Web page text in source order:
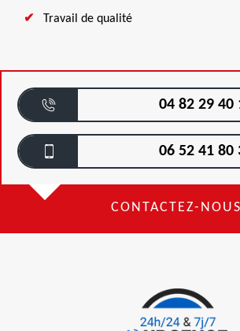
Travail de qualité
04 82 29 40
06 52 41 80
CONTACTEZ-NOUS